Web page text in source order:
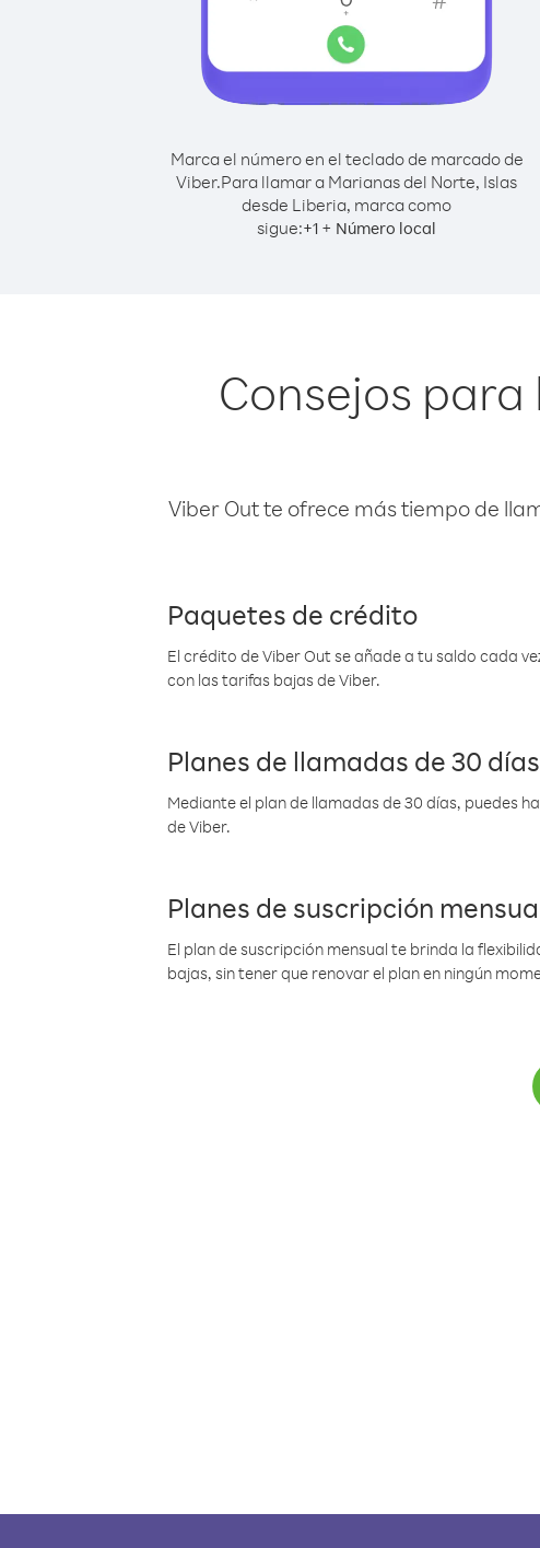
Marca el número en el teclado de marcado de
Viber.Para llamar a Marianas del Norte, Islas
desde Liberia, marca como
sigue:+1 + Número local
Consejos
Viber Out te ofrece más tiempo de
Paquetes de crédito
El crédito de Viber Out se añade a tu saldo cada
con las tarifas bajas de Viber.
Planes de llamadas de 30 días
Mediante el plan de llamadas de 30 días, puedes
de Viber.
Planes de suscripción
El plan de suscripción mensual te brinda la
bajas, sin tener que renovar el plan en ningún